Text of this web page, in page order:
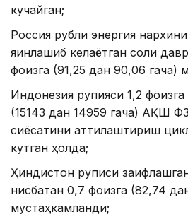
кучайган;
Россия рубли энергия
яқинлашиб келаётган солиқ
фоизга (91,25 дан 90,06 гача)
Индонезия рупияси 1,2
(15143 дан 14959 гача) АҚШ
сиёсатини қаттиқлаштириш
кутган ҳолда;
Ҳиндистон руписи
нисбатан 0,7 фоизга (82,74
мустаҳкамланди;